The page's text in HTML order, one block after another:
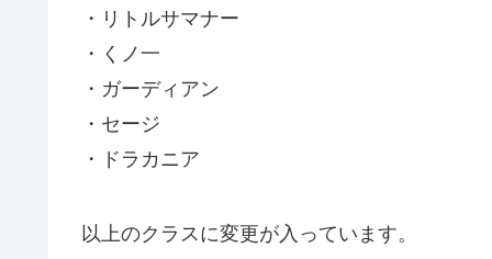
・リトルサマナー
・くノ一
・ガーディアン
・セージ
・ドラカニア
以上のクラスに変更が入っています。